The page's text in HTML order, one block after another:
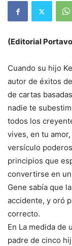
(Editorial
Cuando su hijo
autor de éxitos
de cartas
nadie te
todos los
vives, en tu
versículo
principios que
convertirse en
Gene sabía que
accidente, y oró
correcto.
En La medida de
padre de cinco